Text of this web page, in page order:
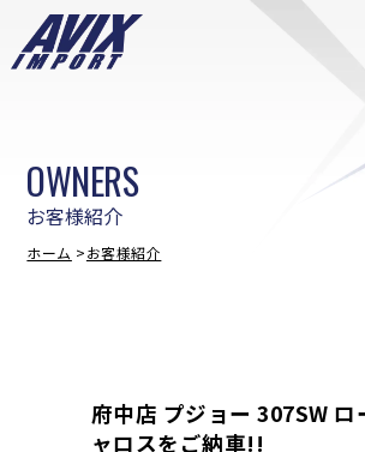
お客様紹介
OWNERS
ホーム お客様紹介
府中店 プジョー 307SW ロ
ャロスをご納車!!